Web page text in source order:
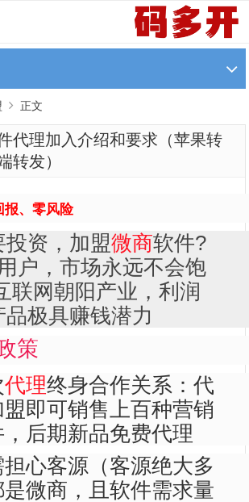
正文
代理加入介绍和要求（苹果转
转发）
报、零风险
投资，加盟微商软件?
户，市场永远不会饱
联网朝阳产业，利润
品极具赚钱潜力
策
代理终身合作关系：代
盟即可销售上百种营销
，后期新品免费代理
担心客源（客源绝大多
是微商，且软件需求量